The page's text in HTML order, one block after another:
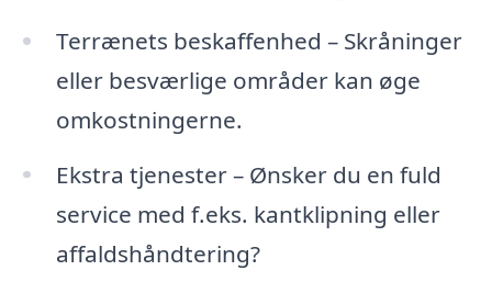
Terrænets beskaffenhed – Skråninger
eller besværlige områder kan øge
omkostningerne.
Ekstra tjenester – Ønsker du en fuld
service med f.eks. kantklipning eller
affaldshåndtering?